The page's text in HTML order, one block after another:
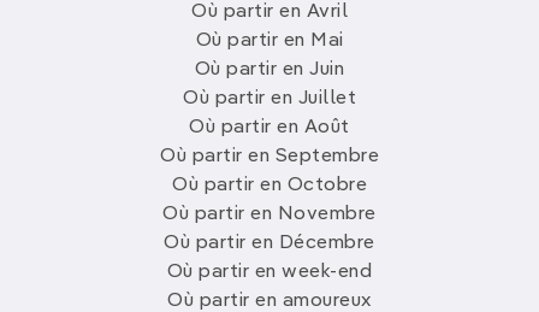
Où partir en Avril
Où partir en Mai
Où partir en Juin
Où partir en Juillet
Où partir en Août
Où partir en Septembre
Où partir en Octobre
Où partir en Novembre
Où partir en Décembre
Où partir en week-end
Où partir en amoureux